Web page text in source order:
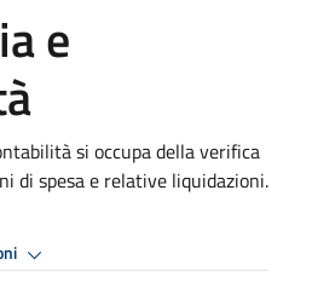
e
si occupa della verifica
di spesa e relative liquidazioni.